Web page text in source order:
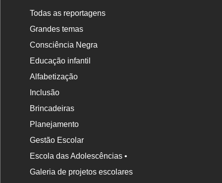
Todas as reportagens
Grandes temas
Consciência Negra
Educação infantil
Alfabetização
Inclusão
Brincadeiras
Planejamento
Gestão Escolar
Escola das Adolescências •
Galeria de projetos escolares